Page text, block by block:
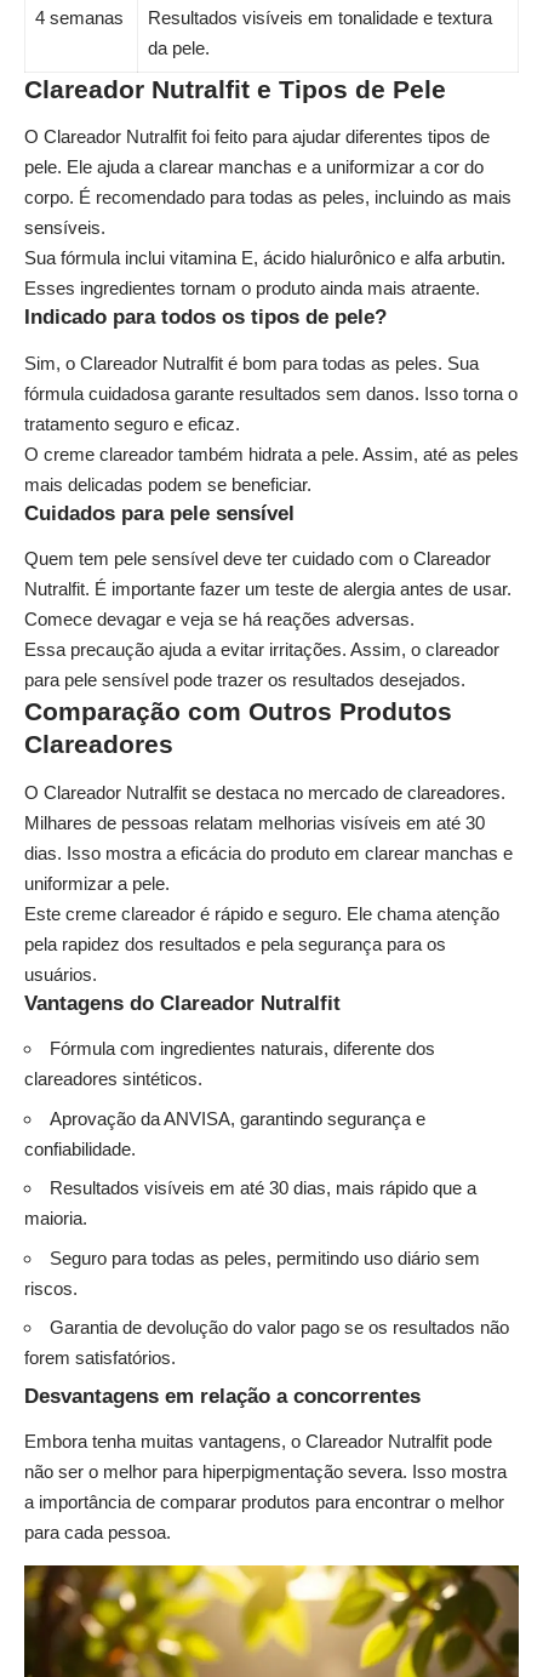
4 semanas
Resultados visíveis em tonalidade e textura
da pele.
Clareador Nutralfit e Tipos de Pele
O Clareador Nutralfit foi feito para ajudar diferentes tipos de
pele. Ele ajuda a clarear manchas e a uniformizar a cor do
corpo. É recomendado para todas as peles, incluindo as mais
sensíveis.
Sua fórmula inclui vitamina E, ácido hialurônico e alfa arbutin.
Esses ingredientes tornam o produto ainda mais atraente.
Indicado para todos os tipos de pele?
Sim, o Clareador Nutralfit é bom para todas as peles. Sua
fórmula cuidadosa garante resultados sem danos. Isso torna o
tratamento seguro e eficaz.
O creme clareador também hidrata a pele. Assim, até as peles
mais delicadas podem se beneficiar.
Cuidados para pele sensível
Quem tem pele sensível deve ter cuidado com o Clareador
Nutralfit. É importante fazer um teste de alergia antes de usar.
Comece devagar e veja se há reações adversas.
Essa precaução ajuda a evitar irritações. Assim, o clareador
para pele sensível pode trazer os resultados desejados.
Comparação com Outros Produtos
Clareadores
O Clareador Nutralfit se destaca no mercado de clareadores.
Milhares de pessoas relatam melhorias visíveis em até 30
dias. Isso mostra a eficácia do produto em clarear manchas e
uniformizar a pele.
Este creme clareador é rápido e seguro. Ele chama atenção
pela rapidez dos resultados e pela segurança para os
usuários.
Vantagens do Clareador Nutralfit
Fórmula com ingredientes naturais, diferente dos
clareadores sintéticos.
Aprovação da ANVISA, garantindo segurança e
confiabilidade.
Resultados visíveis em até 30 dias, mais rápido que a
maioria.
Seguro para todas as peles, permitindo uso diário sem
riscos.
Garantia de devolução do valor pago se os resultados não
forem satisfatórios.
Desvantagens em relação a concorrentes
Embora tenha muitas vantagens, o Clareador Nutralfit pode
não ser o melhor para hiperpigmentação severa. Isso mostra
a importância de comparar produtos para encontrar o melhor
para cada pessoa.